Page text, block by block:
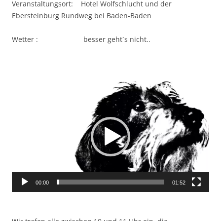
Veranstaltungsort: Hotel Wolfschlucht und der
Ebersteinburg Rundweg bei Baden-Baden
Wetter : besser geht´s nicht..
00:00 01:52